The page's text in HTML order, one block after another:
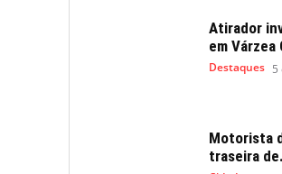
Atirador
em Várzea
Destaques 5
Motorista
traseira